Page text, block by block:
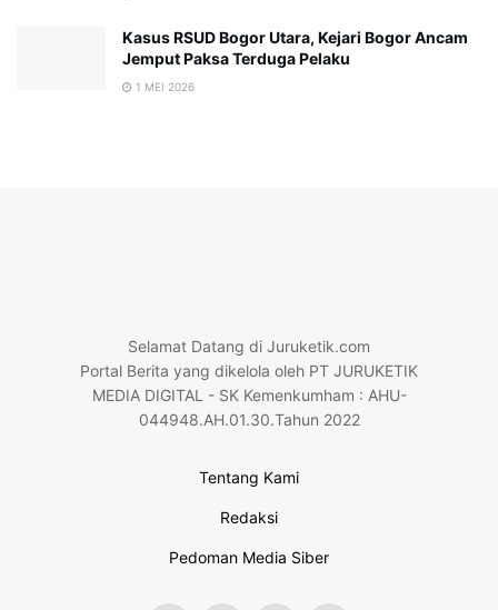
Kasus RSUD Bogor Utara, Kejari Bogor Ancam
Jemput Paksa Terduga Pelaku
1 MEI 2026
Selamat Datang di Juruketik.com
Portal Berita yang dikelola oleh PT JURUKETIK
MEDIA DIGITAL - SK Kemenkumham : AHU-
044948.AH.01.30.Tahun 2022
Tentang Kami
Redaksi
Pedoman Media Siber